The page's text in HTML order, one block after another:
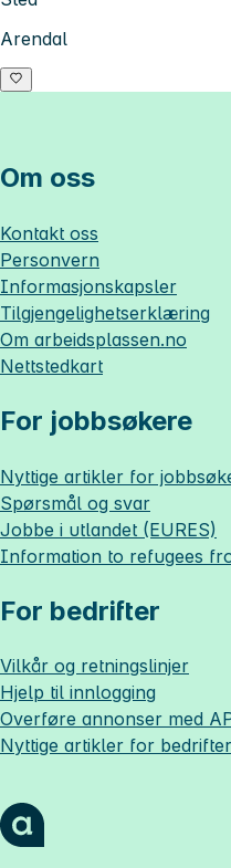
Arendal
Om oss
Kontakt oss
Personvern
Informasjonskapsler
Tilgjengelighetserklæring
Om arbeidsplassen.no
Nettstedkart
For jobbsøkere
Nyttige artikler for
Spørsmål og svar
Jobbe i utlandet (EURES)
Information to refugees
For bedrifter
Vilkår og retningslinjer
Hjelp til innlogging
Overføre annonser med
Nyttige artikler for bedrifter